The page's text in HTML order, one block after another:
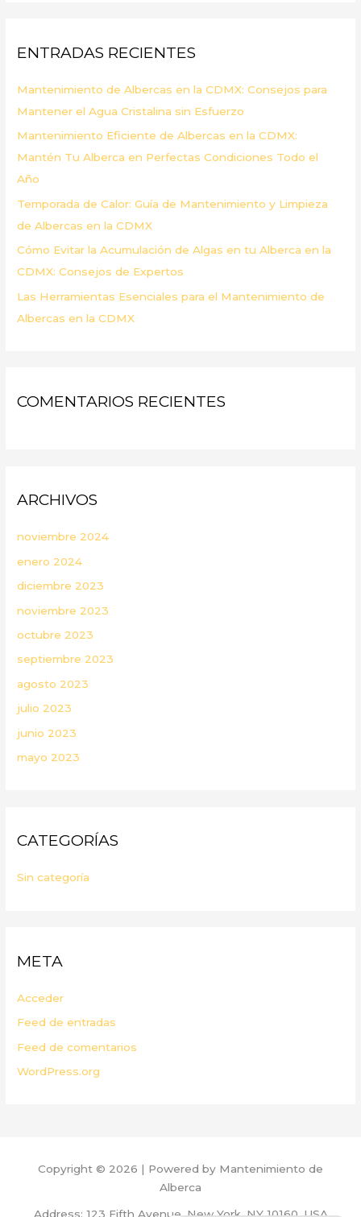
r
o
r
:
ENTRADAS RECIENTES
Mantenimiento de Albercas en la CDMX: Consejos para
Mantener el Agua Cristalina sin Esfuerzo
Mantenimiento Eficiente de Albercas en la CDMX:
Mantén Tu Alberca en Perfectas Condiciones Todo el
Año
Temporada de Calor: Guía de Mantenimiento y Limpieza
de Albercas en la CDMX
Cómo Evitar la Acumulación de Algas en tu Alberca en la
CDMX: Consejos de Expertos
Las Herramientas Esenciales para el Mantenimiento de
Albercas en la CDMX
COMENTARIOS RECIENTES
ARCHIVOS
noviembre 2024
enero 2024
diciembre 2023
noviembre 2023
octubre 2023
septiembre 2023
agosto 2023
julio 2023
junio 2023
mayo 2023
CATEGORÍAS
Sin categoría
META
Acceder
Feed de entradas
Feed de comentarios
WordPress.org
Copyright © 2026 | Powered by Mantenimiento de
Alberca
Address: 123 Fifth Avenue, New York, NY 10160, USA